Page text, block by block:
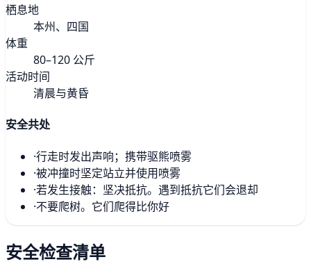
栖息地
本州、四国
体重
80–120 公斤
活动时间
清晨与黄昏
安全共处
·行走时发出声响；携带驱熊喷雾
·被冲撞时坚定站立并使用喷雾
·若发生接触：坚决抵抗。遇到抵抗它们会退却
·不要爬树。它们爬得比你好
安全检查清单